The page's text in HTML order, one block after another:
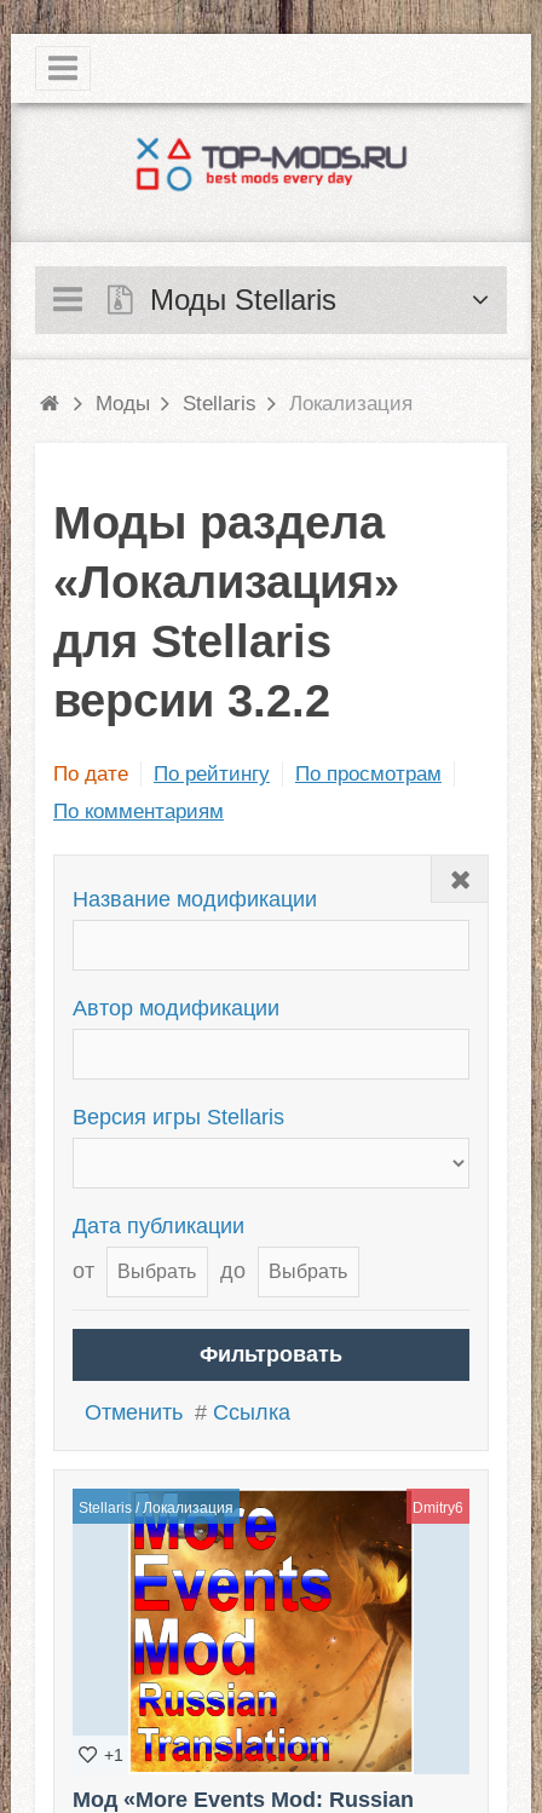
|
Моды Stellaris
Моды Stellaris Локализация
Моды раздела
«Локализация»
для Stellaris
версии 3.2.2
По дате По рейтингу
По просмотрам
По комментариям
Закрыть
Название модификации
Автор модификации
Версия игры Stellaris
Дата публикации
от
до
Отменить # Ссылка
Stellaris/Локализация Dmitry6
+1
Мод «More Events Mod: Russian